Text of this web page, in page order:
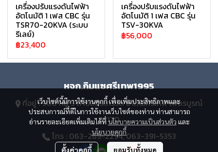
เครื่องปรับแรงดันไฟฟ้า
อัตโนมัติ 1 เฟส CBC รุ่น
TSR70-20KVA (ระบบ
รีเลย์)
฿23,400
เครื่องปรับแรงดันไฟฟ้า
อัตโนมัติ 1 เฟส CBC รุ่น
TSV-30KVA
฿56,000
เว็บไซต์นี้มีการใช้งานคุกกี้ เพื่อเพิ่มประสิทธิภาพและ
ประสบการณ์ที่ดีในการใช้งานเว็บไซต์ของท่าน ท่านสามารถ
อ่านรายละเอียดเพิ่มเติมได้ที่ นโยบายความเป็นส่วนตัว และ
นโยบายคุกกี้
ตั้งค่าคุกกี้ ยอมรับทั้งหมด
หจก.กิมแซศรีเทพ1995
ที่อยู่ : 900 หมู่ 5 ตำบลสระกรวด อำเภอศรีเทพ เพชรบูรณ์
67170
โทร : 063-269-2294, 063-391-5353